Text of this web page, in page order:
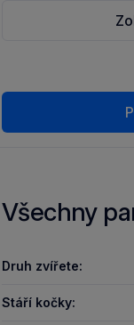
Všechny
Druh zvířete:
Stáří kočky: